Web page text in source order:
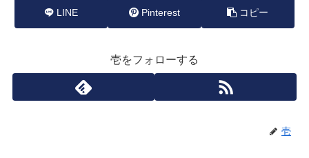
LINE Pinterest コピー
壱をフォローする
壱